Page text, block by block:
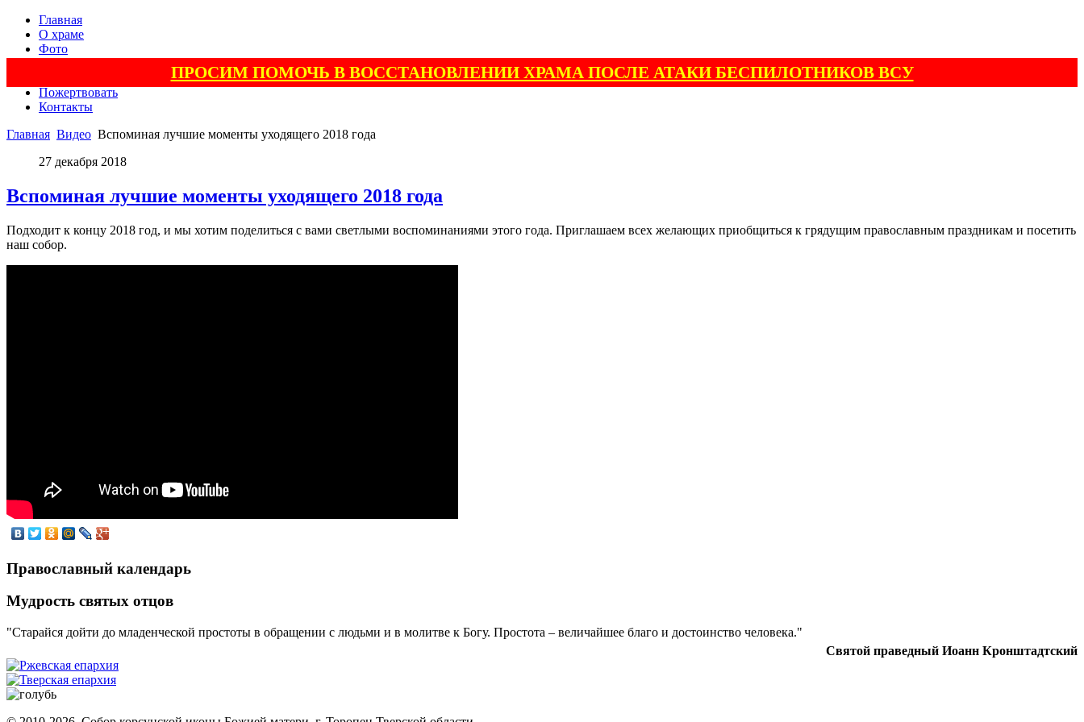
Главная
О храме
Фото
Пожертвовать
Контакты
ПРОСИМ ПОМОЧЬ В ВОССТАНОВЛЕНИИ ХРАМА ПОСЛЕ АТАКИ БЕСПИЛОТНИКОВ ВСУ
Главная Видео Вспоминая лучшие моменты уходящего 2018 года
27 декабря 2018
Вспоминая лучшие моменты уходящего 2018 года
Подходит к концу 2018 год, и мы хотим поделиться с вами светлыми воспоминаниями этого года. Приглашаем всех желающих приобщиться к грядущим православным праздникам и посетить
наш собор.
Православный календарь
Мудрость святых отцов
"Старайся дойти до младенческой простоты в обращении с людьми и в молитве к Богу. Простота – величайшее благо и достоинство человека."
Святой праведный Иоанн Кронштадтский